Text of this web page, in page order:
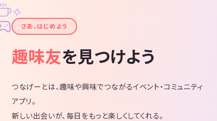
✦
✧
さあ、はじめよう
趣味友を見つけよう
つなげーとは、趣味や興味でつながるイベント・コミュニティ
アプリ。
新しい出会いが、毎日をもっと楽しくしてくれる。